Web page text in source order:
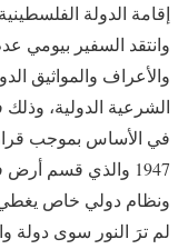
إقامة الدولة
وانتقد السفير بيومي
والأعراف والمواثيق
الشرعية الدولية،
في الأساس بموجب قرار
1947 والذي قسم
ونظام دولي خاص يغطي
لم ترَ النور سوى دولة